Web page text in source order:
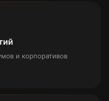
и корпоративов